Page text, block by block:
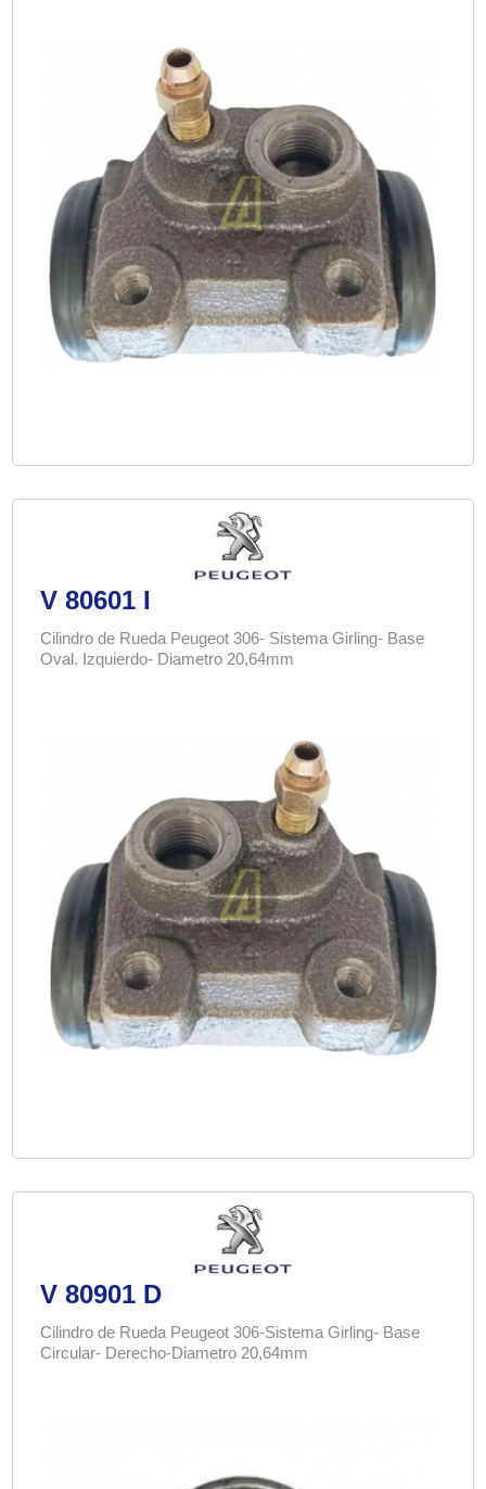
V 80601 I
Cilindro de Rueda Peugeot 306- Sistema Girling- Base
Oval. Izquierdo- Diametro 20,64mm
V 80901 D
Cilindro de Rueda Peugeot 306-Sistema Girling- Base
Circular- Derecho-Diametro 20,64mm